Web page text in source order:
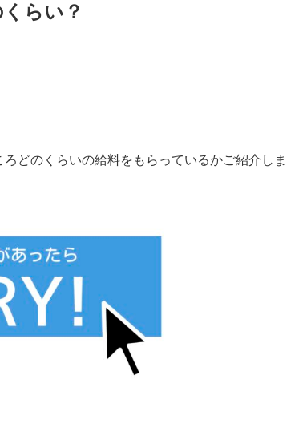
らい？
どのくらいの給料をもらっているかご紹介しま